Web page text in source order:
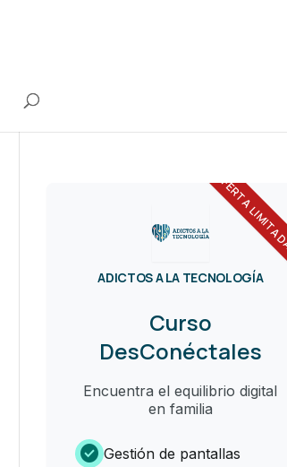
OFERTA
ADICTOS A LA TECNOLOGÍA
Curso
DesConéctales
Encuentra el equilibrio digital
en familia
check_circle Gestión de pantallas